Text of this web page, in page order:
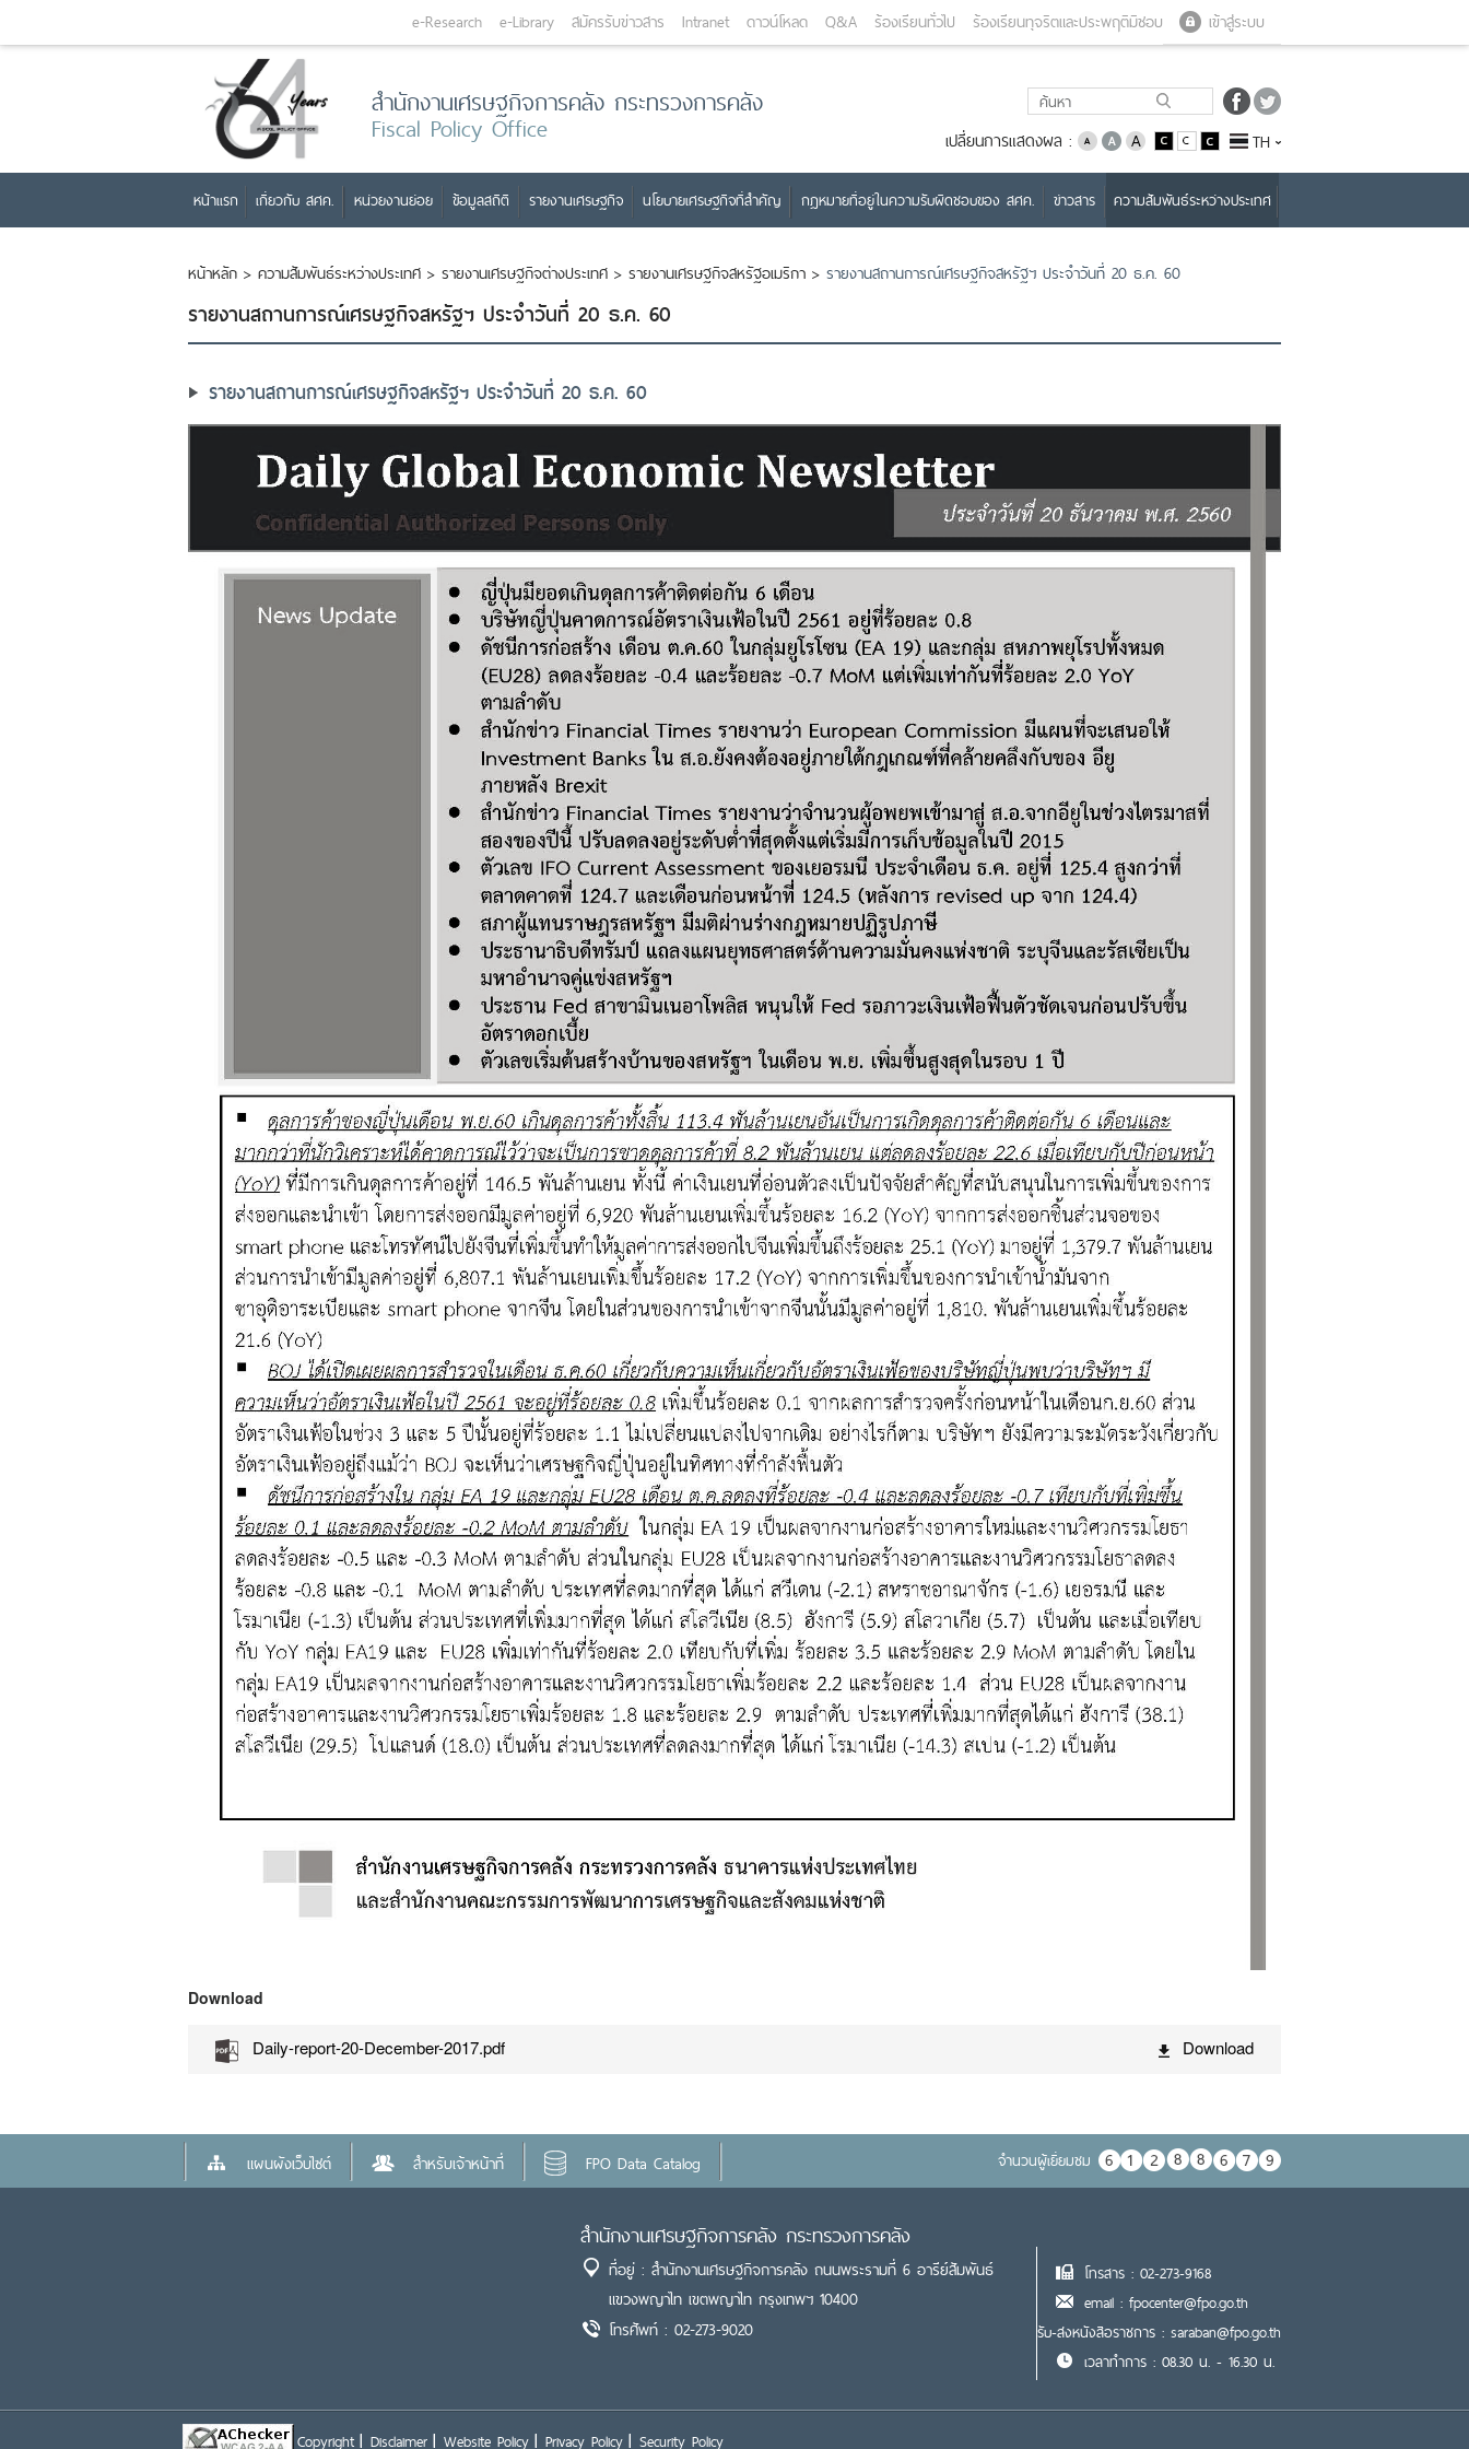
เข้าสู่ระบบ
e-Research e-Library สมัครรับข่าวสาร Intranet ดาวน์โหลด Q&A ร้องเรียนทั่วไป ร้องเรียนทุจริตและประพฤติมิชอบ
สำนักงานเศรษฐกิจการคลัง กระทรวงการคลัง
Fiscal Policy Office เปลี่ยนการแสดงผล : TH
หน้าแรก เกี่ยวกับ สศค. หน่วยงานย่อย ข้อมูลสถิติ รายงานเศรษฐกิจ นโยบายเศรษฐกิจที่สำคัญ กฎหมายที่อยู่ในความรับผิดชอบของ สศค. ข่าวสาร ความสัมพันธ์ระหว่างประเทศ
หน้าหลัก > ความสัมพันธ์ระหว่างประเทศ > รายงานเศรษฐกิจต่างประเทศ > รายงานเศรษฐกิจสหรัฐอเมริกา > รายงานสถานการณ์เศรษฐ​กิจสหรัฐฯ ประจำวันที่ 20 ธ.ค. 60
รายงานสถานการณ์เศรษฐ​กิจสหรัฐฯ ประจำวันที่ 20 ธ.ค. 60
รายงานสถานการณ์เศรษฐ​กิจสหรัฐฯ ประจำวันที่ 20 ธ.ค. 60
Download
Daily-report-20-December-2017.pdf Download
แผนผังเว็บไซต์ สำหรับเจ้าหน้าที่ FPO Data Catalog จำนวนผู้เยื่ยมชม
สำนักงานเศรษฐกิจการคลัง กระทรวงการคลัง
ที่อยู่ : สำนักงานเศรษฐกิจการคลัง ถนนพระรามที่ 6 อารีย์สัมพันธ์
แขวงพญาไท เขตพญาไท กรุงเทพฯ 10400
โทรศัพท์ : 02-273-9020
โทรสาร : 02-273-9168
email : fpocenter@fpo.go.th
รับ-ส่งหนังสือราชการ : saraban@fpo.go.th
เวลาทำการ : 08.30 น. - 16.30 น.
Copyright Disclaimer Website Policy Privacy Policy Security Policy